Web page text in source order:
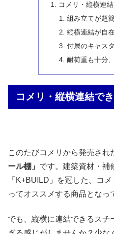
コメリ・縦横連
組み立てが超
縦横連結が自
付属のキャス
耐荷重も十分
コメリ・縦横連結で
このたびコメリから発売され
ール棚」 です。建築資材・補
「K+BUILD」を冠した、コ
ってオススメする商品となっ
でも、縦横に連結できるスチ